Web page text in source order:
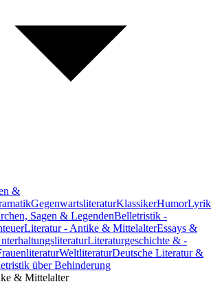
&
GegenwartsliteraturKlassikerHumorLyrik
Sagen & LegendenBelletristik -
Literatur - Antike & MittelalterEssays &
Literaturgeschichte & -
WeltliteraturDeutsche Literatur &
über Behinderung
& Mittelalter